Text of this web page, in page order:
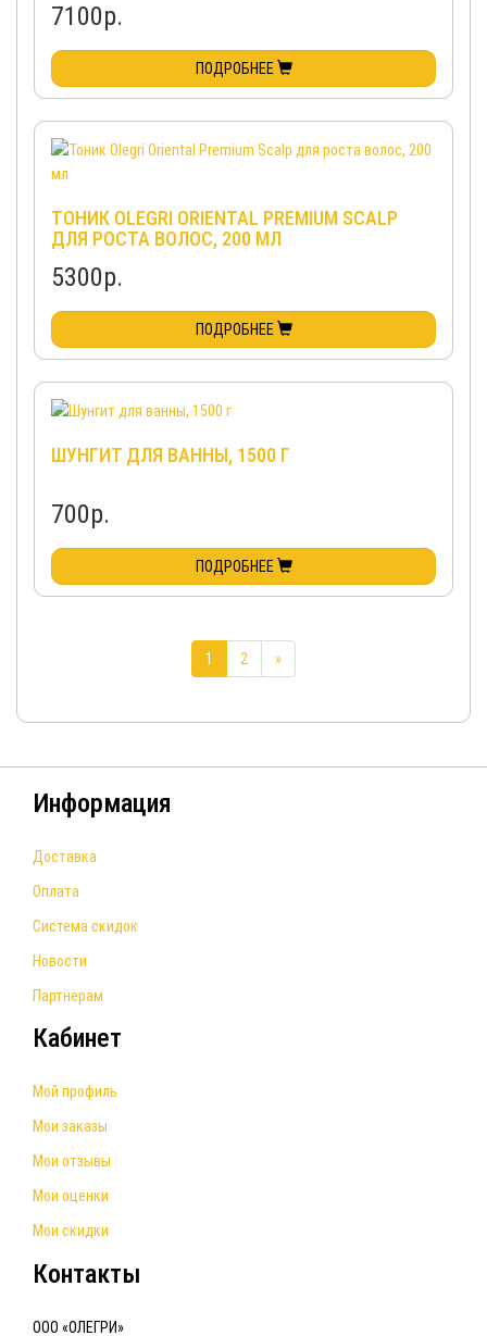
7100р.
ПОДРОБНЕЕ
ТОНИК OLEGRI ORIENTAL PREMIUM SCALP
ДЛЯ РОСТА ВОЛОС, 200 МЛ
5300р.
ПОДРОБНЕЕ
ШУНГИТ ДЛЯ ВАННЫ, 1500 Г
700р.
ПОДРОБНЕЕ
1 2 »
Информация
Доставка
Оплата
Система скидок
Новости
Партнерам
Кабинет
Мой профиль
Мои заказы
Мои отзывы
Мои оценки
Мои скидки
Контакты
ООО «ОЛЕГРИ»